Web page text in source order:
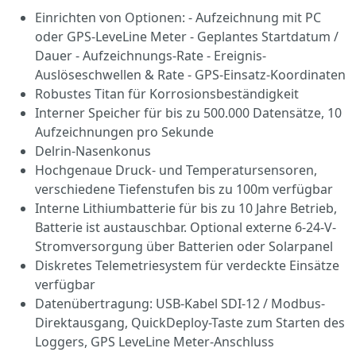
Einrichten von Optionen: - Aufzeichnung mit PC
oder GPS-LeveLine Meter - Geplantes Startdatum /
Dauer - Aufzeichnungs-Rate - Ereignis-
Auslöseschwellen & Rate - GPS-Einsatz-Koordinaten
Robustes Titan für Korrosionsbeständigkeit
Interner Speicher für bis zu 500.000 Datensätze, 10
Aufzeichnungen pro Sekunde
Delrin-Nasenkonus
Hochgenaue Druck- und Temperatursensoren,
verschiedene Tiefenstufen bis zu 100m verfügbar
Interne Lithiumbatterie für bis zu 10 Jahre Betrieb,
Batterie ist austauschbar. Optional externe 6-24-V-
Stromversorgung über Batterien oder Solarpanel
Diskretes Telemetriesystem für verdeckte Einsätze
verfügbar
Datenübertragung: USB-Kabel SDI-12 / Modbus-
Direktausgang, QuickDeploy-Taste zum Starten des
Loggers, GPS LeveLine Meter-Anschluss